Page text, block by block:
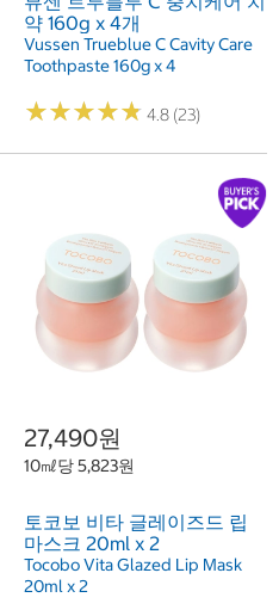
약 160g x 4개
Vussen Trueblue C Cavity Care
Toothpaste 160g x 4
★★★★★
★★★★★ 4.8 (23)
27,490원
10㎖당 5,823원
토코보 비타 글레이즈드 립
마스크 20ml x 2
Tocobo Vita Glazed Lip Mask
20ml x 2